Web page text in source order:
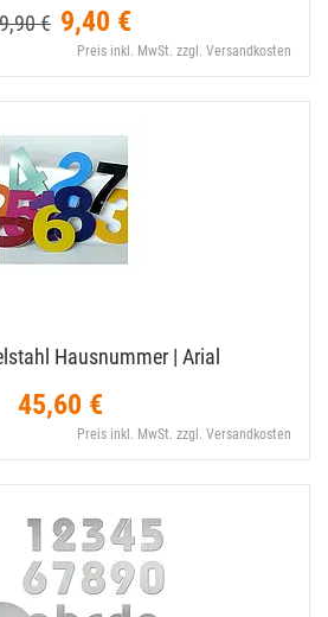
€ 9,40 €
Preis inkl. MwSt. zzgl. Versandkosten
Hausnummer | Arial
45,60 €
Preis inkl. MwSt. zzgl. Versandkosten